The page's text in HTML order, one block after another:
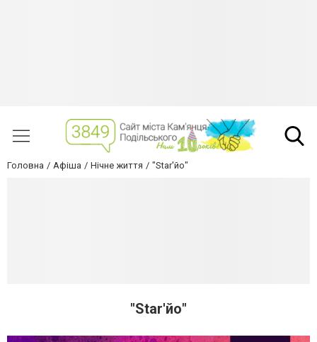
Головна Афіша Нічне життя "Star'йо"
"Star'йо"